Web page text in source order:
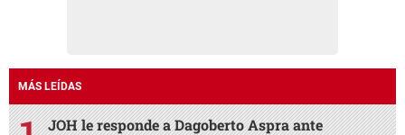
MÁS LEÍDAS
JOH le responde a Dagoberto Aspra ante